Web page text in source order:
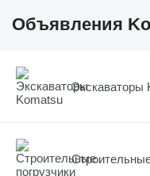
Объявления
Экскаваторы